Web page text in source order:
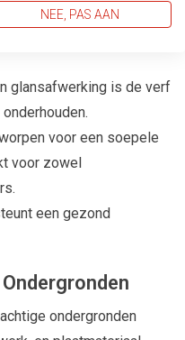
diverse
glansafwerking is de verf
voor een soepele
voor zowel
een gezond
ondergronden
NEE, PAS AAN